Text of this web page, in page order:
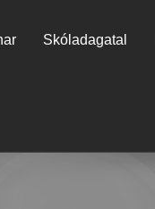
Skóladagatal